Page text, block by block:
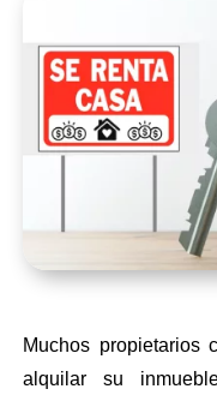
Muchos propietarios
alquilar su